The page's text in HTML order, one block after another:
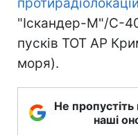
"Іскандер-М"/С-
пусків ТОТ АР
моря).
Не пропустіть
наші